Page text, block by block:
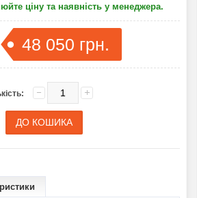
ціну та наявність у менеджера.
48 050 грн.